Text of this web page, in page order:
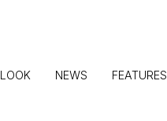
LOOK NEWS FEATURES